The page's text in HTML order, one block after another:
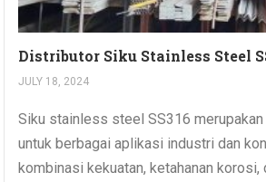
Distributor Siku Stainless Steel
JULY 18, 2024
Siku stainless steel SS316
untuk berbagai aplikasi industri dan
kombinasi kekuatan, ketahanan korosi,